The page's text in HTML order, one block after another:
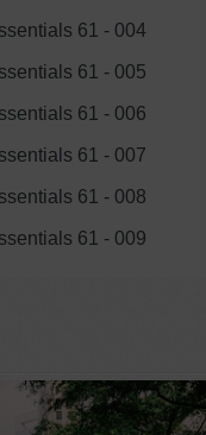
61 - 004
61 - 005
61 - 006
61 - 007
61 - 008
61 - 009